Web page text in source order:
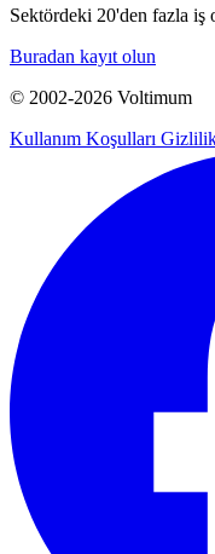
Sektördeki 20'den fazla iş
Buradan kayıt olun
© 2002-2026 Voltimum
Kullanım Koşulları